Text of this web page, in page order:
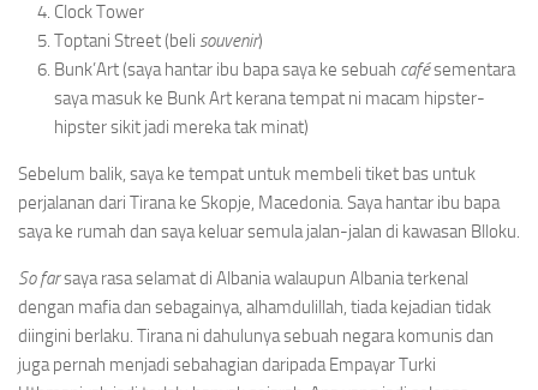
Clock Tower
Toptani Street (beli souvenir)
Bunk’Art (saya hantar ibu bapa saya ke sebuah cafésementara
saya masuk ke Bunk Art kerana tempat ni macam hipster-
hipster sikit jadi mereka tak minat)
Sebelum balik, saya ke tempat untuk membeli tiket bas untuk
perjalanan dari Tirana ke Skopje, Macedonia. Saya hantar ibu bapa
saya ke rumah dan saya keluar semula jalan-jalan di kawasan Blloku.
So farsaya rasa selamat di Albania walaupun Albania terkenal
dengan mafia dan sebagainya, alhamdulillah, tiada kejadian tidak
diingini berlaku. Tirana ni dahulunya sebuah negara komunis dan
juga pernah menjadi sebahagian daripada Empayar Turki